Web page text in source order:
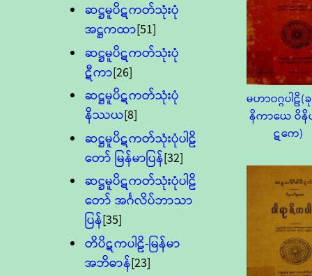
ဆဋ္ဌမူပိဋကတ်သုံးပုံ
အဋ္ဌကထာ[51]
ဆဋ္ဌမူပိဋကတ်သုံးပုံ
ဋီကာ[26]
ဆဋ္ဌမူပိဋကတ်သုံးပုံ
နိဿယ[8]
ဆဋ္ဌမူပိဋကတ်သုံးပုံပါဠိ
တော် မြန်မာပြန်[32]
ဆဋ္ဌမူပိဋကတ်သုံးပုံပါဠိ
တော် အင်္ဂလိပ်ဘာသာ
ပြန်[35]
တိပိဋကပါဠိ-မြန်မာ
အဘိဓာန်[23]
မဟာ၀ဂ္ဂပါဠိ(
နိကာယေ ဝိ
ဋကေ)